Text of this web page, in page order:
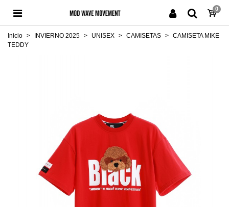
0
Inicio > INVIERNO 2025 > UNISEX > CAMISETAS > CAMISETA MIKE
TEDDY